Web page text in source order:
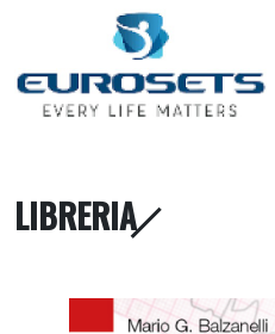
LIBRERIA